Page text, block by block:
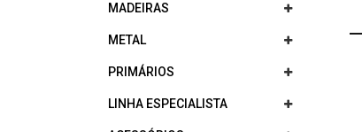
MADEIRAS
METAL
PRIMÁRIOS
LINHA ESPECIALISTA